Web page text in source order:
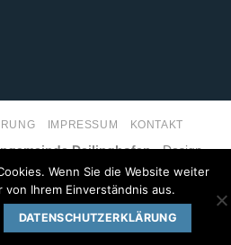
IMPRESSUM KONTAKT
Deilinghofen- Design
Wenn Sie die Website weiter
Ihrem Einverständnis aus.
DATENSCHUTZERKLÄRUNG